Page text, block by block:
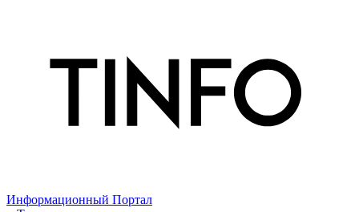
Информационный Портал